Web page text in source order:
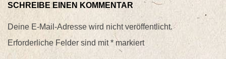
SCHREIBE EINEN KOMMENTAR
Deine E-Mail-Adresse wird nicht veröffentlicht.
Erforderliche Felder sind mit* markiert